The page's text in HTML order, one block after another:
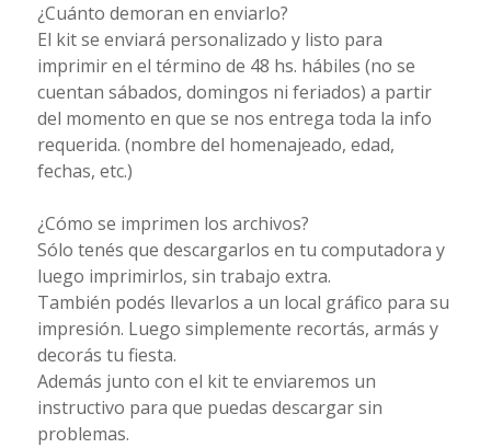
¿Cuánto demoran en enviarlo?
El kit se enviará personalizado y listo para
imprimir en el término de 48 hs. hábiles (no se
cuentan sábados, domingos ni feriados) a partir
del momento en que se nos entrega toda la info
requerida. (nombre del homenajeado, edad,
fechas, etc.)
¿Cómo se imprimen los archivos?
Sólo tenés que descargarlos en tu computadora y
luego imprimirlos, sin trabajo extra.
También podés llevarlos a un local gráfico para su
impresión. Luego simplemente recortás, armás y
decorás tu fiesta.
Además junto con el kit te enviaremos un
instructivo para que puedas descargar sin
problemas.